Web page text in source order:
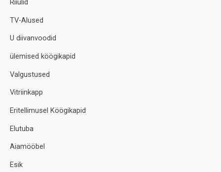
Riiulid
TV-Alused
U diivanvoodid
ülemised köögikapid
Valgustused
Vitriinkapp
Eritellimusel Köögikapid
Elutuba
Aiamööbel
Esik